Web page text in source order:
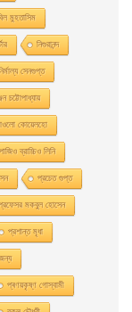
মুহতাসিম
নিগুরানন্দ
সেনগুপ্ত
চট্টোপাধ্যায়
কোয়েলহাে
ব্রাচ্চিও লিনি
প্রচেত গুপ্ত
মকবুল হােসেন
প্রশান্ত মৃধা
প্ৰণয়কৃষ্ণ গোস্বামী